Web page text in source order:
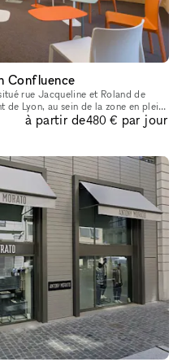
Confluence
de Lyon, au sein de la zone en plein
deux ser
à partir de480 € par jour